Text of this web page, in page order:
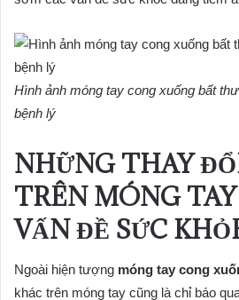
Hình ảnh móng tay cong xuống bất
bệnh lý
NHỮNG THAY
TRÊN MÓNG
VẤN ĐỀ SỨC
Ngoài hiện tượng móng tay cong
khác trên móng tay cũng là chỉ báo